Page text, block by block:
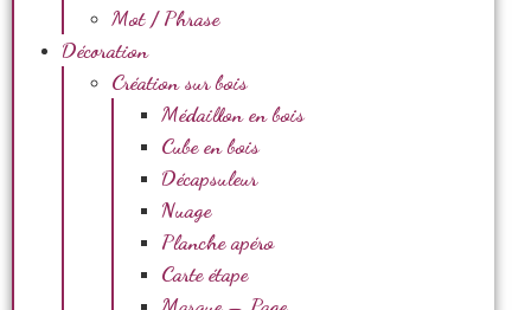
Mot / Phrase
Décoration
Création sur bois
Médaillon en bois
Cube en bois
Décapsuleur
Nuage
Planche apéro
Carte étape